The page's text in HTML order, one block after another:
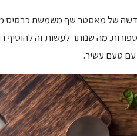
של מאסטר שף משמשת כבסיס
מה שנותר לעשות זה להוסיף
עם טעם עשיר.